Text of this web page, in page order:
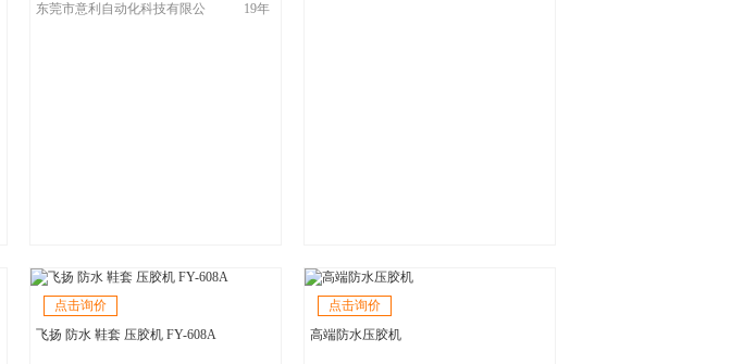
东莞市意利自动化科技有限公
19年
点击询价
飞扬 防水 鞋套 压胶机 FY-608A
点击询价
高端防水压胶机